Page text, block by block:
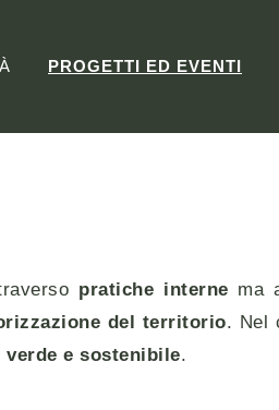
PROGETTI ED EVENTI
pratiche interne ma
del territorio. Nel
verde e sostenibile.